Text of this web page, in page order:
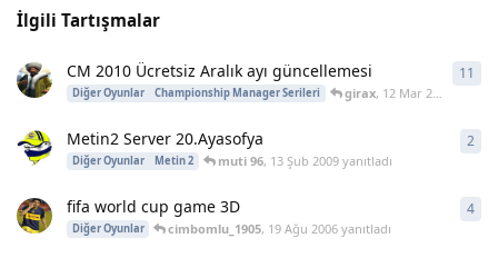
İlgili Tartışmalar
CM 2010 Ücretsiz Aralık ayı güncellemesi
Diğer Oyunlar Championship Manager Serileri girax, 12 Mar 2011
11
Metin2 Server 20.Ayasofya
Diğer Oyunlar Metin 2 muti 96, 13 Şub 2009yanıtladı
2
fifa world cup game 3D
Diğer Oyunlar cimbomlu_1905, 19 Ağu 2006 yanıtladı
4